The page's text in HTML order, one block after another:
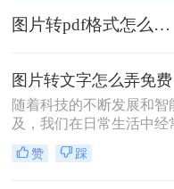
图片转pdf格式怎么弄免费
随着科技的不断发展和智
及，我们在日常生活中经
些需要将图片转换为文字
如扫描文件、识别文字信
赞 踩